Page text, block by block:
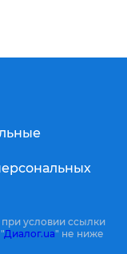
условии ссылки
Диалог.ua" не ниже